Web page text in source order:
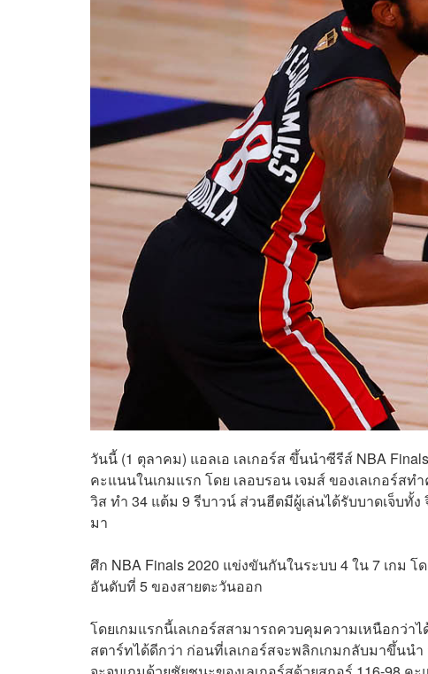
วันนี้ (1 ตุลาคม) แอลเอ เลเกอร์ส ขึ้นนำซีรีส์ NBA
คะแนนในเกมแรก โดย เลอบรอน เจมส์ ของเลเกอร์ส
วิส ทำ 34 แต้ม 9 รีบาวน์ ส่วนฮีตมีผู้เล่นได้รับบาดเจ็บทั้
มา
ศึก NBA Finals 2020 แข่งขันกันในระบบ 4 ใน 7 เกม
อันดับที่ 5 ของสายตะวันออก
โดยเกมแรกนี้เลเกอร์สสามารถควบคุมความเหนือกว่า
สตาร์ทได้ดีกว่า ก่อนที่เลเกอร์สจะพลิกเกมกลับมาขึ้นน